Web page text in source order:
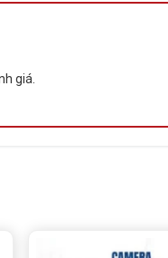
nhiệt từ
giá.